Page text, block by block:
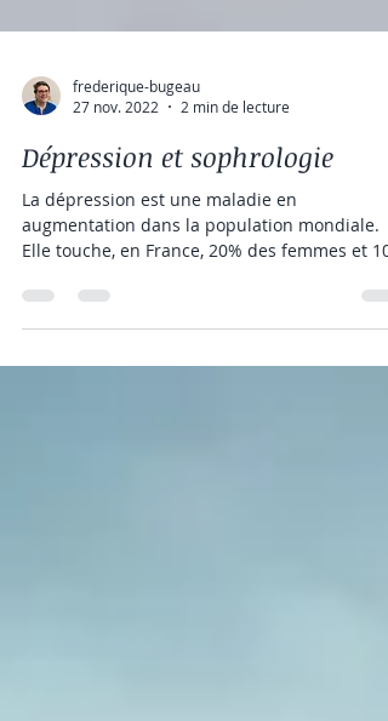
27 nov. 2022
2 min de lecture
Dépression et sophrologie
La dépression est une maladie en
Elle touche, en France, 20% des femmes et 10
% des hommes....